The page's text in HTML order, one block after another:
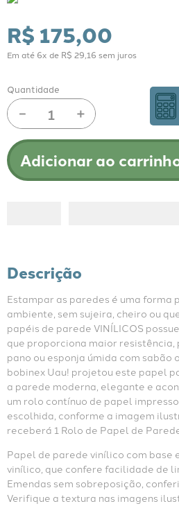
R$ 175,00
Em até 6x de R$ 29 16 sem juros
Quantidade
＋
－
Adicionar ao
Descrição
Estampar as paredes é uma forma
ambiente, sem sujeira, cheiro ou
papéis de parede VINÍLICOS
que proporciona maior resistência,
pano ou esponja úmida com sabão
bobinex Uau! projetou este papel
a parede moderna, elegante e
um rolo contínuo de papel
escolhida, conforme a imagem
receberá 1 Rolo de Papel de
Papel de parede vinílico com base
vinílico, que confere facilidade de
Emendas sem sobreposição,
Verifique a textura nas imagens